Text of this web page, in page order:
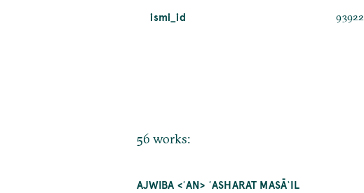
ismi_id 93922
56 works:
AJWIBA <ʿAN> ʿASHARAT MASĀʾIL